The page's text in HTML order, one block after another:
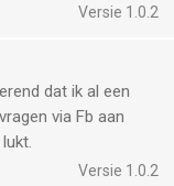
Versie 1.0.2
dat ik al een
via Fb aan
Versie 1.0.2